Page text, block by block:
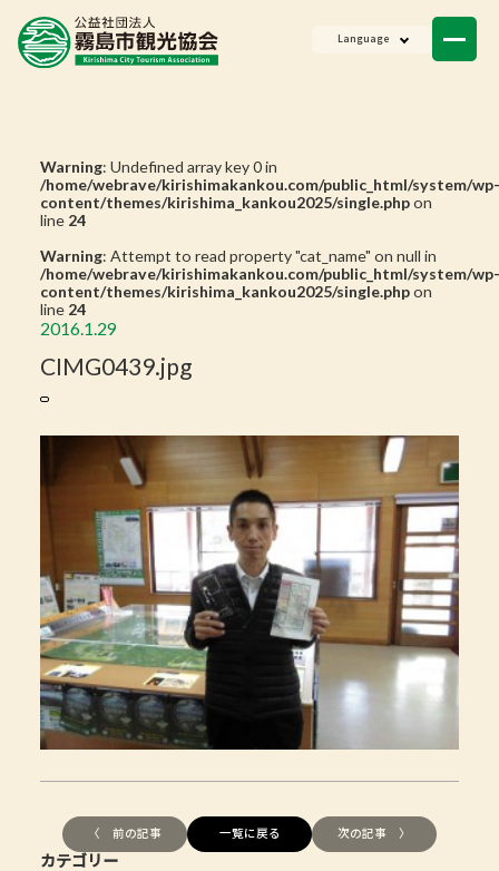
Language
Warning: Undefined array key 0 in
/home/webrave/kirishimakankou.com/public_html/system/wp-
content/themes/kirishima_kankou2025/single.phpon
line 24
Warning: Attempt to read property "cat_name" on null in
/home/webrave/kirishimakankou.com/public_html/system/wp-
content/themes/kirishima_kankou2025/single.phpon
line 24
2016.1.29
CIMG0439.jpg
〈 前の記事 一覧に戻る 次の記事 〉
カテゴリー